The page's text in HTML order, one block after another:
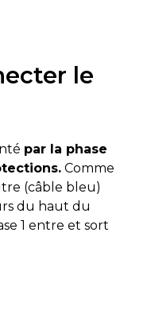
le
par la phase
Comme
(câble bleu)
du haut du
1 entre et sort